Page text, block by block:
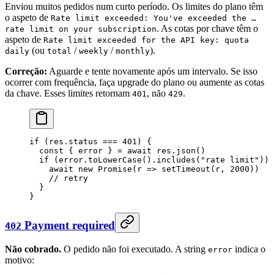
Enviou muitos pedidos num curto período. Os limites do plano têm
o aspeto de Rate limit exceeded: You've exceeded the …
rate limit on your subscription. As cotas por chave têm o
aspeto de Rate limit exceeded for the API key: quota
daily (ou total / weekly / monthly).
Correção: Aguarde e tente novamente após um intervalo. Se isso
ocorrer com frequência, faça upgrade do plano ou aumente as cotas
da chave. Esses limites retornam 401 , não 429.
if (res.status === 401 ) {
  const
{ error } = await res. json ()
  if
(error. toLowerCase (). includes ( "rate limit" ))
    await
new Promise ( r => setTimeout (r, 2000 ))
    // retry
  }
}
402 Payment required
Não cobrado. O pedido não foi executado. A string error indica o
motivo: